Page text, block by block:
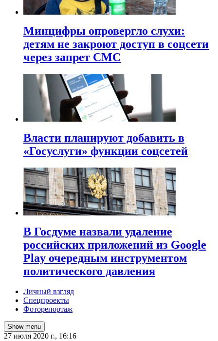
Минцифры опровергло слухи:
детям не закроют доступ в соцсети
через запрет СМС
Власти планируют добавить в
«Госуслуги» функции соцсетей
В Госдуме назвали удаление
российских приложений из Google
Play очередным инструментом
политического давления
Личный взгляд
Спецпроекты
Фоторепортаж
Show menu
27 июля 2020 г., 16:16